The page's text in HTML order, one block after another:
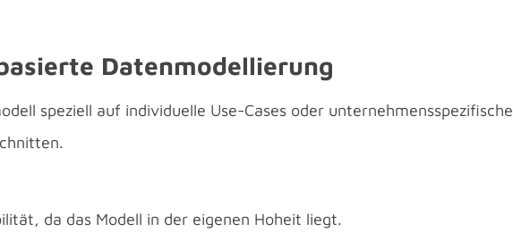
Datenmodellierung
speziell auf individuelle Use-Cases oder unternehmensspezifische
da das Modell in der eigenen Hoheit liegt.